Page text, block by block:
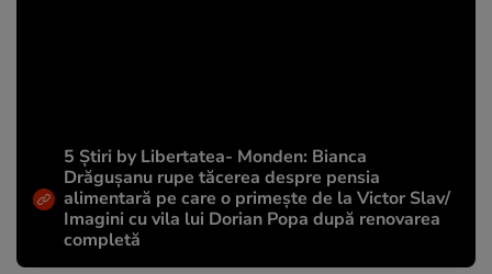
5 Știri by Libertatea- Monden: Bianca
Drăgușanu rupe tăcerea despre pensia
alimentară pe care o primește de la Victor Slav/
Imagini cu vila lui Dorian Popa după renovarea
completă